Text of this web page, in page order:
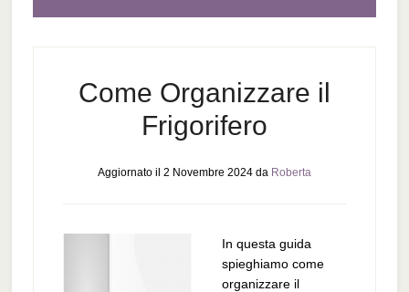
Come Organizzare il
Frigorifero
Aggiornato il 2 Novembre 2024da Roberta
In questa guida
spieghiamo come
organizzare il